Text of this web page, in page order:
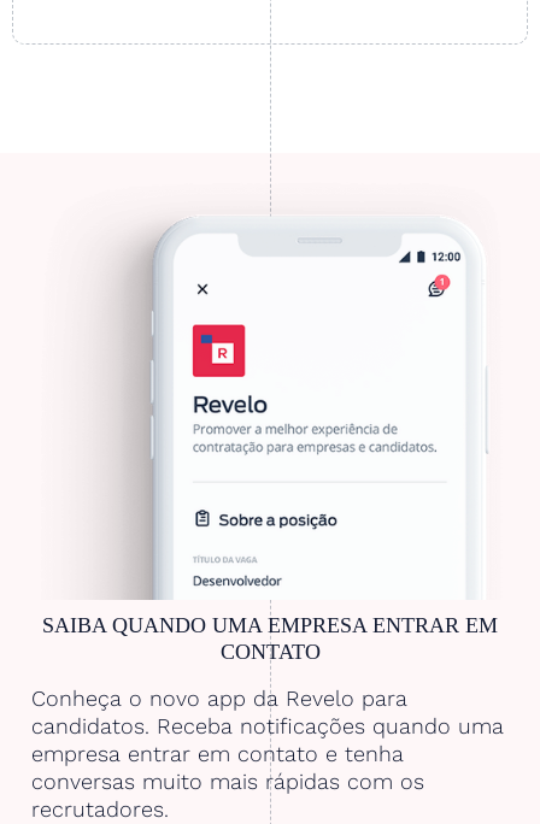
SAIBA QUANDO UMA EMPRESA ENTRAR EM
CONTATO
Conheça o novo app da Revelo para
candidatos. Receba notificações quando uma
empresa entrar em contato e tenha
conversas muito mais rápidas com os
recrutadores.